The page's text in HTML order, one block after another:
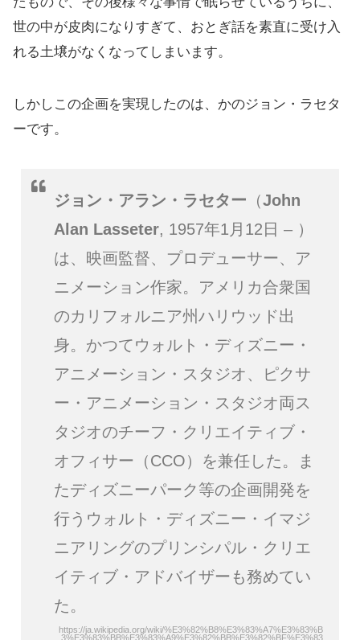
世の中が皮肉になりすぎて、おとぎ話を素直に受け入
れる土壌がなくなってしまいます。
しかしこの企画を実現したのは、かのジョン・ラセタ
ーです。
ジョン・アラン・ラセター （John
Alan Lasseter, 1957年1月12日 – ）
は、映画監督、プロデューサー、ア
ニメーション作家。アメリカ合衆国
のカリフォルニア州ハリウッド出
身。かつてウォルト・ディズニー・
アニメーション・スタジオ、ピクサ
ー・アニメーション・スタジオ両ス
タジオのチーフ・クリエイティブ・
オフィサー（CCO）を兼任した。ま
たディズニーパーク等の企画開発を
行うウォルト・ディズニー・イマジ
ニアリングのプリンシパル・クリエ
イティブ・アドバイザーも務めてい
た。
https://ja.wikipedia.org/wiki/%E3%82%B8%E3%83%A7%E3%83%B
3%E3%83%BB%E3%83%A9%E3%82%BB%E3%82%BF%E3%83